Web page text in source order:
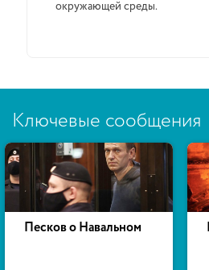
окружающей среды.
Ключевые сообщения
Песков о Навальном